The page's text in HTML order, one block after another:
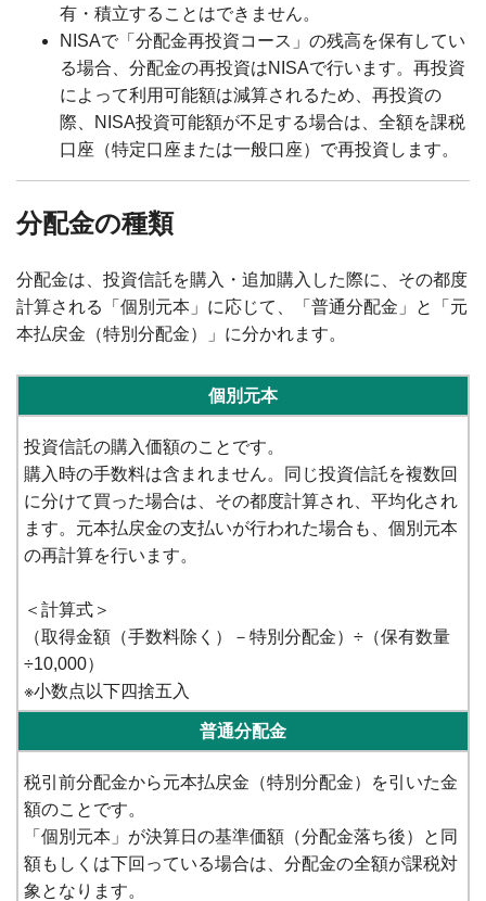
有・積立することはできません。
NISAで「分配金再投資コース」の残高を保有してい
る場合、分配金の再投資はNISAで行います。再投資
によって利用可能額は減算されるため、再投資の
際、NISA投資可能額が不足する場合は、全額を課税
口座（特定口座または一般口座）で再投資します。
分配金の種類
分配金は、投資信託を購入・追加購入した際に、その都度
計算される「個別元本」に応じて、「普通分配金」と「元
本払戻金（特別分配金）」に分かれます。
個別元本
投資信託の購入価額のことです。
購入時の手数料は含まれません。同じ投資信託を複数回
に分けて買った場合は、その都度計算され、平均化され
ます。元本払戻金の支払いが行われた場合も、個別元本
の再計算を行います。
＜計算式＞
（取得金額（手数料除く）－特別分配金）÷（保有数量
÷10,000）
※小数点以下四捨五入
普通分配金
税引前分配金から元本払戻金（特別分配金）を引いた金
額のことです。
「個別元本」が決算日の基準価額（分配金落ち後）と同
額もしくは下回っている場合は、分配金の全額が課税対
象となります。